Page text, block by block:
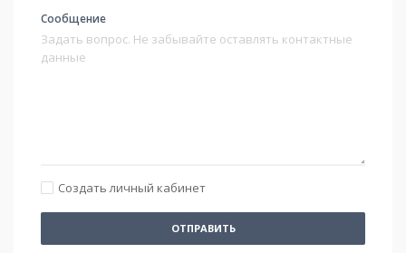
Сообщение
Создать личный кабинет
ОТПРАВИТЬ